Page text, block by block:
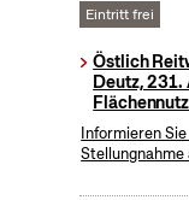
Eintritt frei
Östlich
Deutz, 231.
Informieren
Stellungnahme